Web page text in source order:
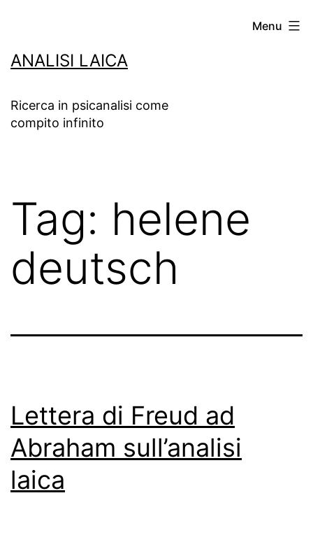
contenuto
ANALISI LAICA
Ricerca in psicanalisi come
compito infinito
Menu
Tag: helene
deutsch
Lettera di Freud ad
Abraham sull’analisi
laica